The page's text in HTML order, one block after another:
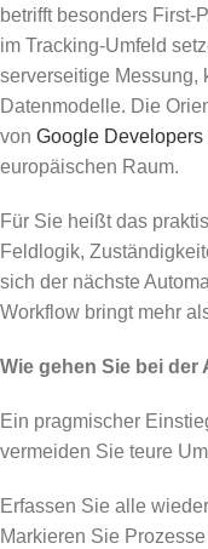
betrifft besonders First-
im Tracking-Umfeld
serverseitige Messung,
Datenmodelle. Die
von Google Developers
europäischen Raum.
Für Sie heißt das
Feldlogik,
sich der nächste
Workflow bringt mehr
Wie gehen Sie bei
Ein pragmischer
vermeiden Sie teure
Erfassen Sie alle
Markieren Sie